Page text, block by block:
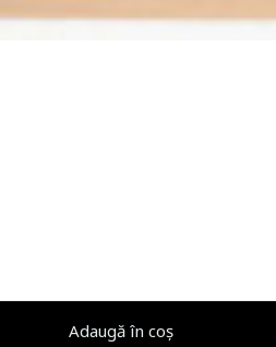
Adaugă în coș